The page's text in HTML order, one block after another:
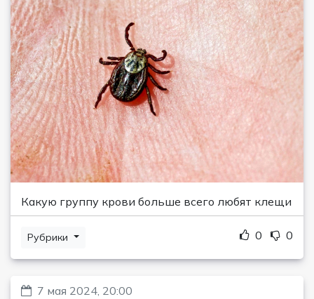
Какую группу крови больше всего любят клещи
Рубрики 0 0
7 мая 2024, 20:00